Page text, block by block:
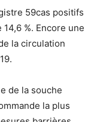
59cas positifs
%. Encore une
la circulation
de la souche
la plus